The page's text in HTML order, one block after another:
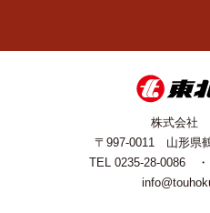
株式会社
〒997-0011 山形県
TEL 0235-28-0086